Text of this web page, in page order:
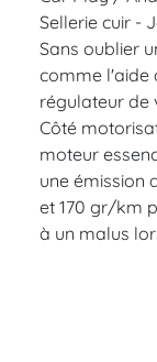
Sellerie cuir -
Sans oublier
comme l'aide
régulateur de
Côté
moteur
une émission
et 170 gr/km
à un malus